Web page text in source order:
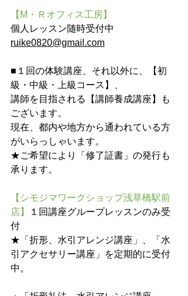
【M・Ｒオフィス工房】
個人レッスン随時受付中
ruike0820@gmail.com
■１回の体験講座、それ以外に、【初
級・中級・上級コース】、
講師を目指される【講師養成講座】も
ございます。
現在、都内や地方から通われている方
がいらっしゃいます。
★ご希望により「修了証書」の発行も
承ります。
【シモジマワークショップ浅草橋駅前
店】
１回講座グループレッスンのみ受
付
★「折形、水引アレンジ講座」、「水
引アクセサリー講座」を定期的に受付
中。